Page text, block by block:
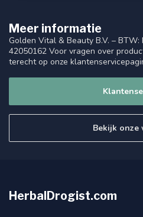
Meer informatie
Golden Vital & Beauty B.V. – BTW:
42050162 Voor vragen over
terecht op onze
Bekijk onze
HerbalDrogist.com